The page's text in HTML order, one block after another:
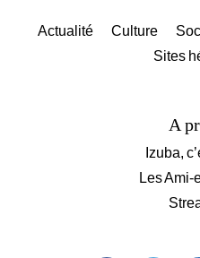
Actualité Culture
Sites
A
Izuba,
Les Ami-